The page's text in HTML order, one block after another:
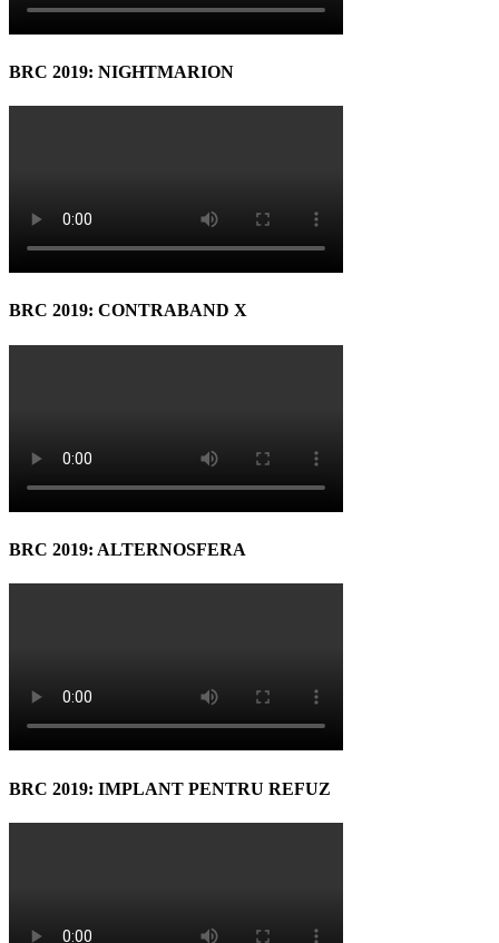
BRC 2019: NIGHTMARION
BRC 2019: CONTRABAND X
BRC 2019: ALTERNOSFERA
BRC 2019: IMPLANT PENTRU REFUZ